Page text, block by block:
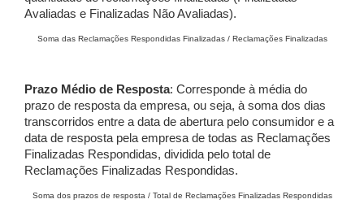
Avaliadas e Finalizadas Não Avaliadas).
Soma das Reclamações Respondidas Finalizadas / Reclamações Finalizadas
Prazo Médio de Resposta: Corresponde à média do
prazo de resposta da empresa, ou seja, à soma dos dias
transcorridos entre a data de abertura pelo consumidor e a
data de resposta pela empresa de todas as Reclamações
Finalizadas Respondidas, dividida pelo total de
Reclamações Finalizadas Respondidas.
Soma dos prazos de resposta / Total de Reclamações Finalizadas Respondidas